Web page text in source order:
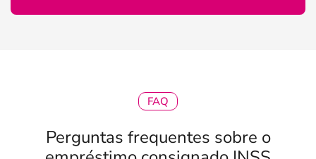
FAQ
Perguntas frequentes sobre o